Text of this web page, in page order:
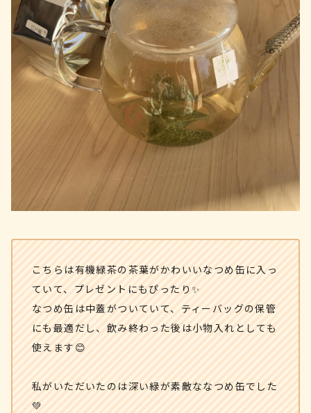
こちらは有機緑茶の茶葉がかわいいなつめ缶に入っ
ていて、プレゼントにもぴったり✨
なつめ缶は中蓋がついていて、ティーバッグの保管
にも最適だし、飲み終わった後は小物入れとしても
使えます😊
私がいただいたのは深い緑が素敵ななつめ缶でした
💚